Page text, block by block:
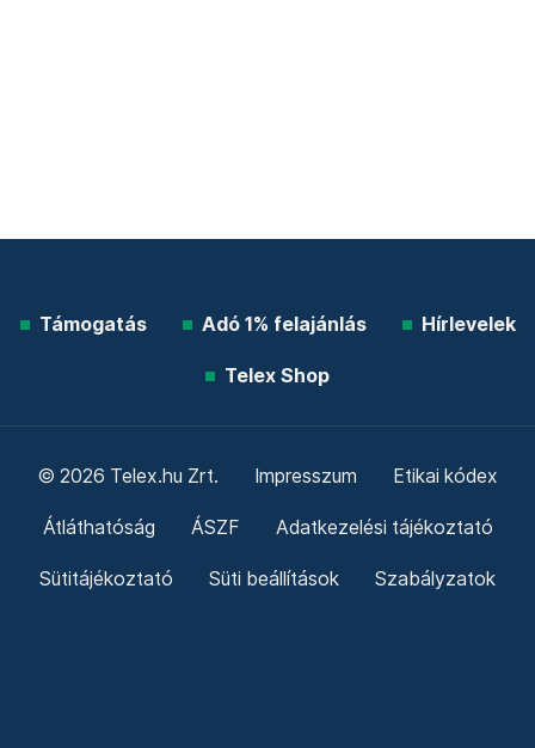
Támogatás Adó 1% felajánlás Hírlevelek
Telex Shop
© 2026 Telex.hu Zrt. Impresszum Etikai kódex
Átláthatóság ÁSZF Adatkezelési tájékoztató
Sütitájékoztató Süti beállítások Szabályzatok